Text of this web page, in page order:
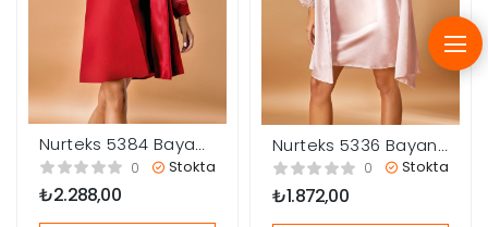
Nurteks 5384 Bayan
Sabahlık Gecelik
Takım
0 Stokta
₺2.288,00
Nurteks 5336 Bayan
Sabahlık Ve Gecelik
Takım
0 Stokta
₺1.872,00